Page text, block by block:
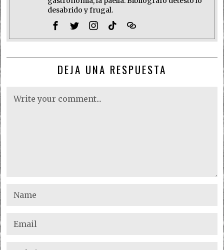
desabrido y frugal.
DEJA UNA RESPUESTA